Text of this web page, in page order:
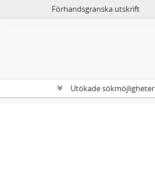
Förhandsgranska utskrift
Utökade sökmöjligheter